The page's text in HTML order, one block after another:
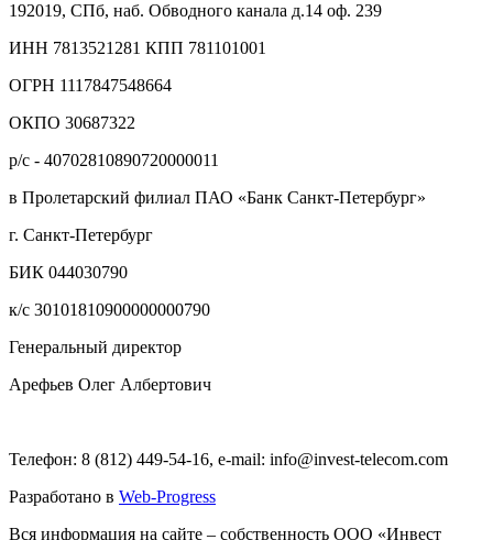
192019, СПб, наб. Обводного канала д.14 оф. 239
ИНН 7813521281 КПП 781101001
ОГРН 1117847548664
ОКПО 30687322
р/с - 40702810890720000011
в Пролетарский филиал ПАО «Банк Санкт-Петербург»
г. Санкт-Петербург
БИК 044030790
к/с 30101810900000000790
Генеральный директор
Арефьев Олег Албертович
Телефон: 8 (812) 449-54-16, e-mail: info@invest-telecom.com
Разработано в Web-Progress
Вся информация на сайте – собственность ООО «Инвест